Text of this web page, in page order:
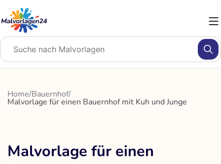
Inhalt
springen
Home/Bauernhof/
Malvorlage für einen Bauernhof mit Kuh und Junge
Malvorlage für einen